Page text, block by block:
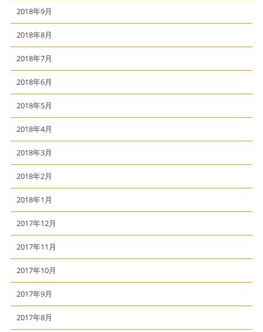
2018年9月
2018年8月
2018年7月
2018年6月
2018年5月
2018年4月
2018年3月
2018年2月
2018年1月
2017年12月
2017年11月
2017年10月
2017年9月
2017年8月